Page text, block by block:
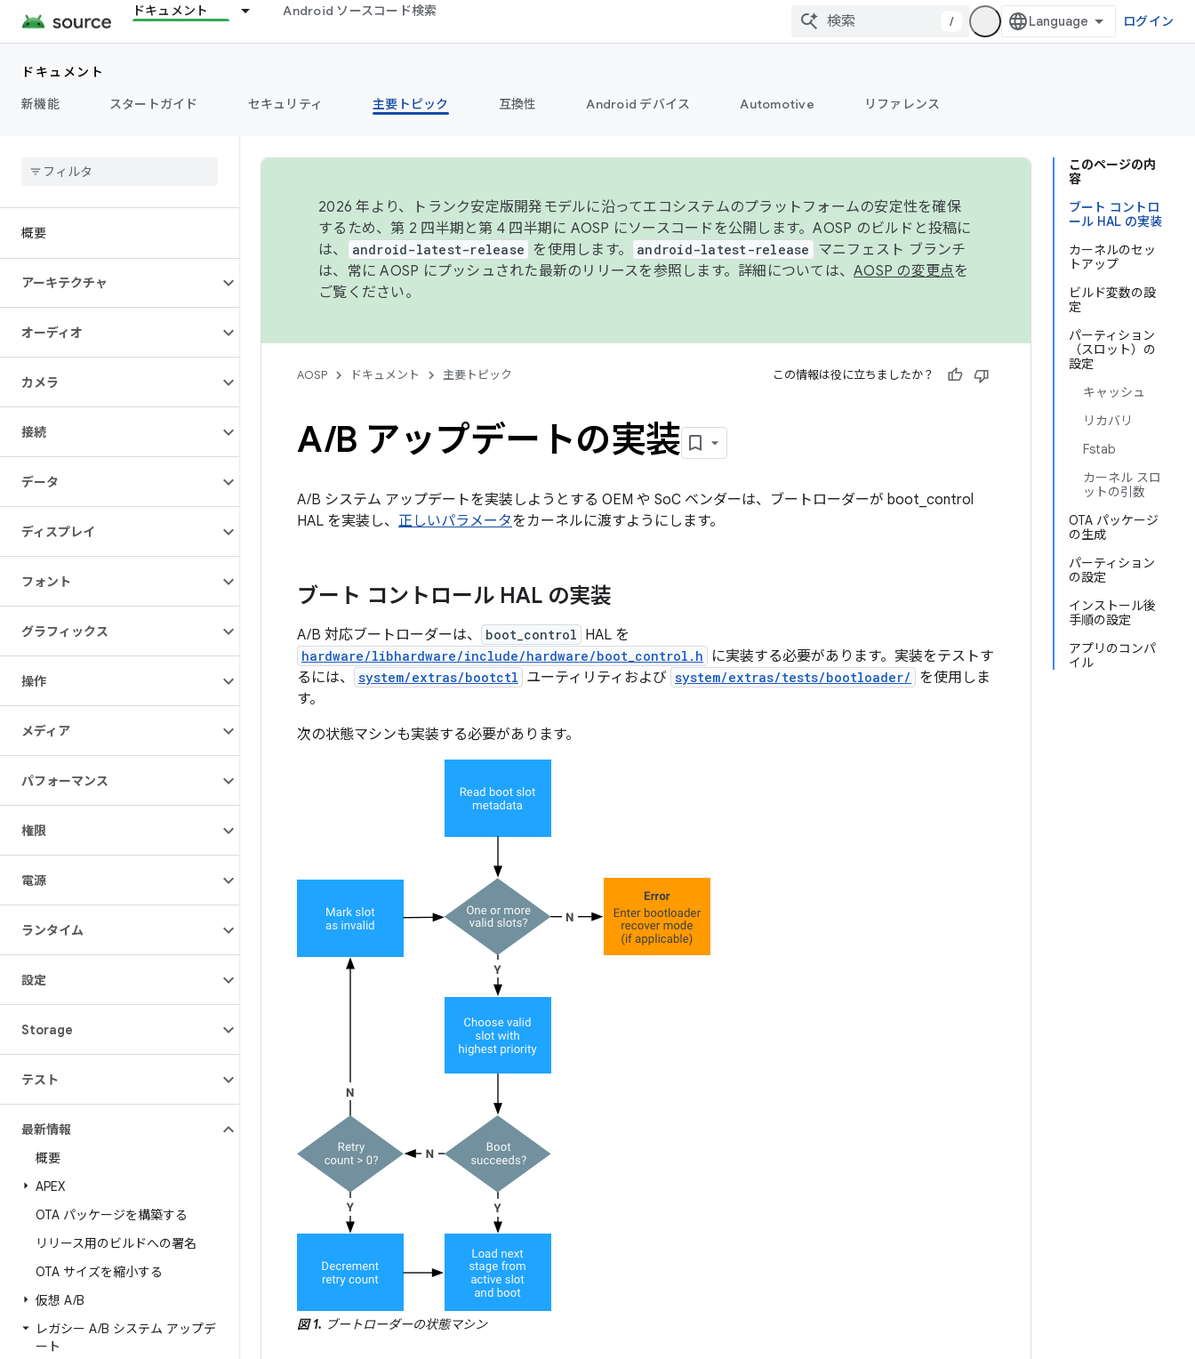
ドキュメント Android ソースコード検索
/ ログイン
ドキュメント
新機能
スタートガイド セキュリティ 主要トピック 互換性 Android デバイス Automotive リファレンス
概要
アーキテクチャ
オーディオ
カメラ
接続
データ
ディスプレイ
フォント
グラフィックス
操作
メディア
パフォーマンス
権限
電源
ランタイム
設定
Storage
テスト
最新情報
概要
APEX
OTA パッケージを構築する
リリース用のビルドへの署名
OTA サイズを縮小する
仮想 A/B
レガシー A/B システム アップデ
ート
このページの内
容
ブート コントロ
ール HAL の実装
カーネルのセッ
トアップ
ビルド変数の設
定
パーティション
（スロット）の
設定
キャッシュ
リカバリ
Fstab
カーネル スロ
ットの引数
OTA パッケージ
の生成
パーティション
の設定
インストール後
手順の設定
アプリのコンパ
イル
2026 年より、トランク安定版開発モデルに沿ってエコシステムのプラットフォームの安定性を確保
するため、第 2 四半期と第 4 四半期に AOSP にソースコードを公開します。AOSP のビルドと投稿に
は、
android-latest-release を使用します。 android-latest-release
マニフェスト ブランチ
は、常に AOSP にプッシュされた最新のリリースを参照します。詳細については、 AOSP の変更点を
ご覧ください。
AOSP ドキュメント 主要トピック この情報は役に立ちましたか？
A/B アップデートの実装
A/B システム アップデートを実装しようとする OEM や SoC ベンダーは、ブートローダーが boot_control
HAL を実装し、 正しいパラメータをカーネルに渡すようにします。
ブート コントロール HAL の実装
A/B 対応ブートローダーは、 boot_control HAL を
hardware/libhardware/include/hardware/boot_control.h
に実装する必要があります。実装をテストす
るには、
system/extras/bootctl ユーティリティおよび system/extras/tests/bootloader/
を使用しま
す。
次の状態マシンも実装する必要があります。
図 1. ブートローダーの状態マシン